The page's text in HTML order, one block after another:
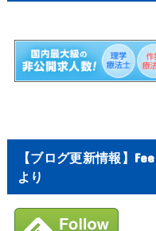
【ブログ更新情報】
より